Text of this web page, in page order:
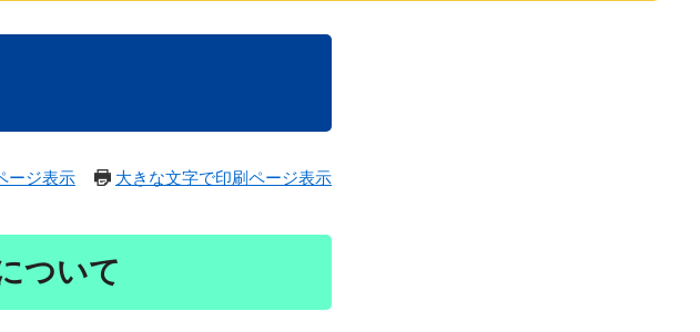
ージ表示 大きな文字で印刷ページ表示
ついて